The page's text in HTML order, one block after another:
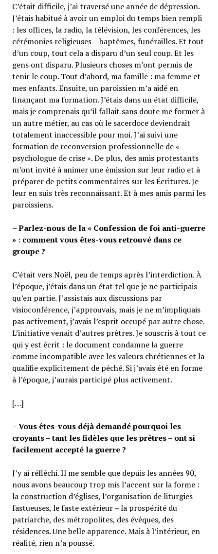
C’était difficile, j’ai traversé une année de dépression.
J’étais habitué à avoir un emploi du temps bien rempli
: les offices, la radio, la télévision, les conférences, les
cérémonies religieuses – baptêmes, funérailles. Et tout
d’un coup, tout cela a disparu d’un seul coup. Et les
gens ont disparu. Plusieurs choses m’ont permis de
tenir le coup. Tout d’abord, ma famille : ma femme et
mes enfants. Ensuite, un paroissien m’a aidé en
finançant ma formation. J’étais dans un état difficile,
mais je comprenais qu’il fallait sans doute me former à
un autre métier, au cas où le sacerdoce deviendrait
totalement inaccessible pour moi. J’ai suivi une
formation de reconversion professionnelle de «
psychologue de crise ». De plus, des amis protestants
m’ont invité à animer une émission sur leur radio et à
préparer de petits commentaires sur les Écritures. Je
leur en suis très reconnaissant. Et à mes amis parmi les
paroissiens.
– Parlez-nous de la « Confession de foi anti-guerre
» : comment vous êtes-vous retrouvé dans ce
groupe ?
C’était vers Noël, peu de temps après l’interdiction. À
l’époque, j’étais dans un état tel que je ne participais
qu’en partie. J’assistais aux discussions par
visioconférence, j’approuvais, mais je ne m’impliquais
pas activement, j’avais l’esprit occupé par autre chose.
L’initiative venait d’autres prêtres. Je souscris à tout ce
qui y est écrit : le document condamne la guerre
comme incompatible avec les valeurs chrétiennes et la
qualifie explicitement de péché. Si j’avais été en forme
à l’époque, j’aurais participé plus activement.
[…]
– Vous êtes-vous déjà demandé pourquoi les
croyants – tant les fidèles que les prêtres – ont si
facilement accepté la guerre ?
J’y ai réfléchi. Il me semble que depuis les années 90,
nous avons beaucoup trop mis l’accent sur la forme :
la construction d’églises, l’organisation de liturgies
fastueuses, le faste extérieur – la prospérité du
patriarche, des métropolites, des évêques, des
résidences. Une belle apparence. Mais à l’intérieur, en
réalité, rien n’a poussé.